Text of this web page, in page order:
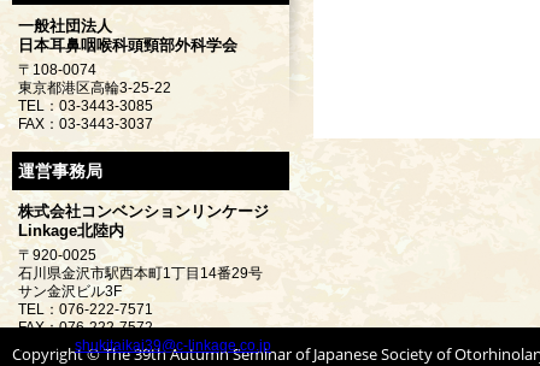
一般社団法人
日本耳鼻咽喉科頭頸部外科学会
〒108-0074
東京都港区高輪3-25-22
TEL：03-3443-3085
FAX：03-3443-3037
運営事務局
株式会社コンベンションリンケージ
Linkage北陸内
〒920-0025
石川県金沢市駅西本町1丁目14番29号
サン金沢ビル3F
TEL：076-222-7571
FAX：076-222-7572
E-mail： shukitaikai39@c-linkage.co.jp
Copyright © The 39th Autumn Seminar of Japanese Society of